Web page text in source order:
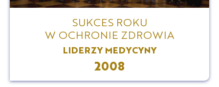
SUKCES ROKU
W OCHRONIE ZDROWIA
LIDERZY MEDYCYNY
2008